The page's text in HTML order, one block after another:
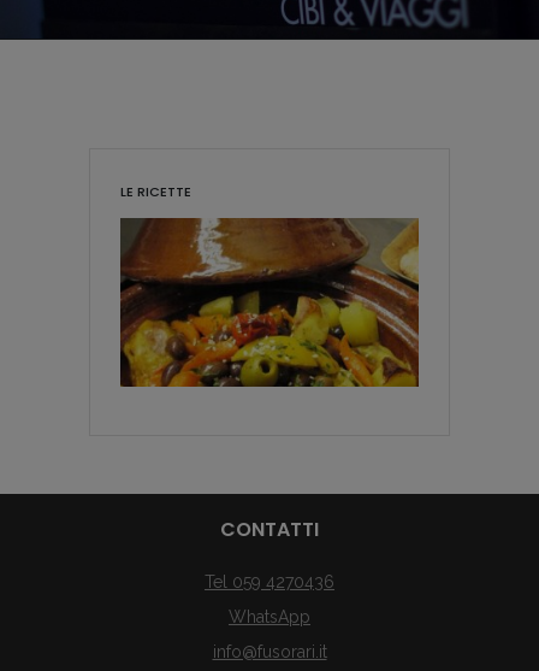
LE RICETTE
CONTATTI
Tel 059 4270436
WhatsApp
info@fusorari.it